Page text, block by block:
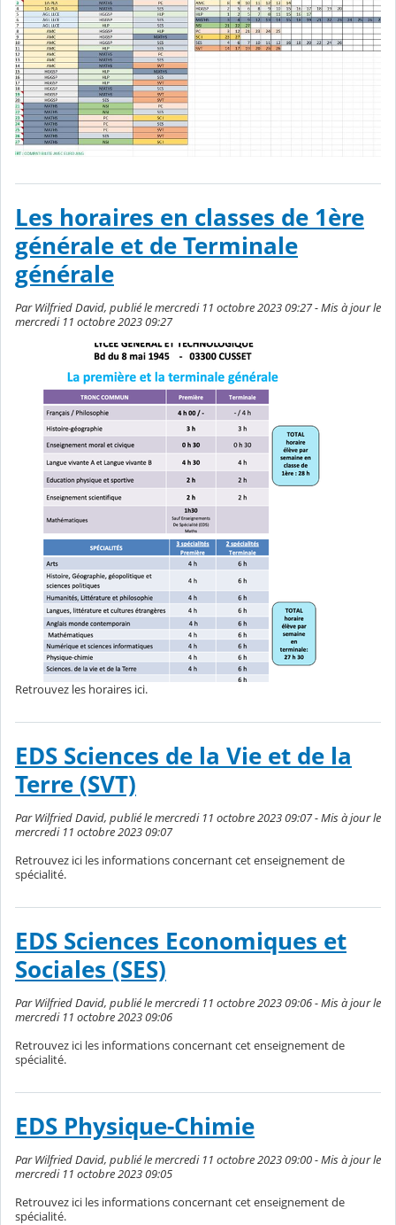
Les horaires en classes de 1ère
générale et de Terminale
générale
Par Wilfried David, publié le mercredi 11 octobre 2023 09:27 - Mis à jour le
mercredi 11 octobre 2023 09:27
Retrouvez les horaires ici.
EDS Sciences de la Vie et de la
Terre (SVT)
Par Wilfried David, publié le mercredi 11 octobre 2023 09:07 - Mis à jour le
mercredi 11 octobre 2023 09:07
Retrouvez ici les informations concernant cet enseignement de
spécialité.
EDS Sciences Economiques et
Sociales (SES)
Par Wilfried David, publié le mercredi 11 octobre 2023 09:06 - Mis à jour le
mercredi 11 octobre 2023 09:06
Retrouvez ici les informations concernant cet enseignement de
spécialité.
EDS Physique-Chimie
Par Wilfried David, publié le mercredi 11 octobre 2023 09:00 - Mis à jour le
mercredi 11 octobre 2023 09:05
Retrouvez ici les informations concernant cet enseignement de
spécialité.